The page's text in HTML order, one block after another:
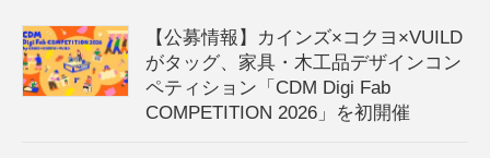
【公募情報】カインズ×コクヨ×VUILD
がタッグ、家具・木工品デザインコン
ペティション「CDM Digi Fab
COMPETITION 2026」を初開催